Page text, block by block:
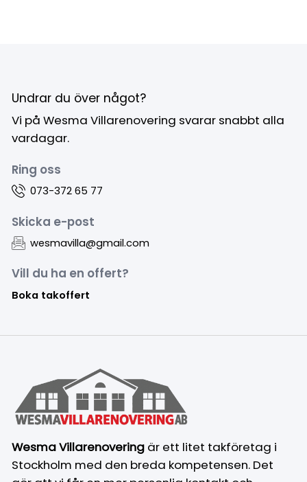
Undrar du över något?
Vi på Wesma Villarenovering svarar snabbt alla
vardagar.
Ring oss
073-372 65 77
Skicka e-post
wesmavilla@gmail.com
Vill du ha en offert?
Boka takoffert
Wesma Villarenoveringär ett litet takföretag i
Stockholm med den breda kompetensen. Det